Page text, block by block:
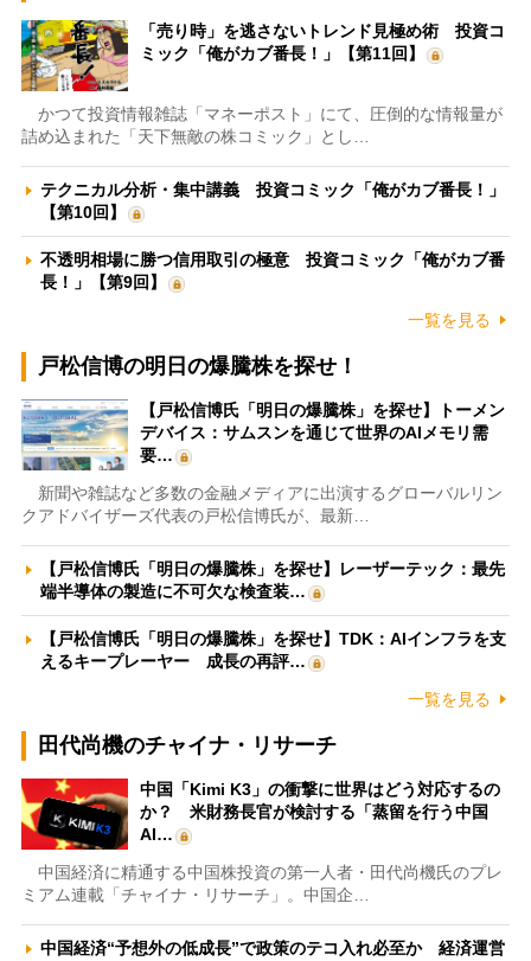
「売り時」を逃さないトレンド見極め術 投資コ
ミック「俺がカブ番長！」【第11回】
かつて投資情報雑誌「マネーポスト」にて、圧倒的な情報量が
詰め込まれた「天下無敵の株コミック」とし…
テクニカル分析・集中講義 投資コミック「俺がカブ番長！」
【第10回】
不透明相場に勝つ信用取引の極意 投資コミック「俺がカブ番
長！」【第9回】
一覧を見る
戸松信博の明日の爆騰株を探せ！
【戸松信博氏「明日の爆騰株」を探せ】トーメン
デバイス：サムスンを通じて世界のAIメモリ需
要…
新聞や雑誌など多数の金融メディアに出演するグローバルリン
クアドバイザーズ代表の戸松信博氏が、最新…
【戸松信博氏「明日の爆騰株」を探せ】レーザーテック：最先
端半導体の製造に不可欠な検査装…
【戸松信博氏「明日の爆騰株」を探せ】TDK：AIインフラを支
えるキープレーヤー 成長の再評…
一覧を見る
田代尚機のチャイナ・リサーチ
中国「Kimi K3」の衝撃に世界はどう対応するの
か？ 米財務長官が検討する「蒸留を行う中国
AI…
中国経済に精通する中国株投資の第一人者・田代尚機氏のプレ
ミアム連載「チャイナ・リサーチ」。中国企…
中国経済“予想外の低成長”で政策のテコ入れ必至か 経済運営